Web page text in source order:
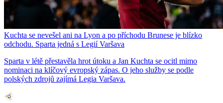
Kuchta se nevešel ani na Lyon a po příchodu Brunese je blízko
odchodu. Sparta jedná s Legií Varšava
Sparta v létě přestavěla hrot útoku a Jan Kuchta se ocitl mimo
nominaci na klíčový evropský zápas. O jeho služby se podle
polských zdrojů zajímá Legia Varšava.